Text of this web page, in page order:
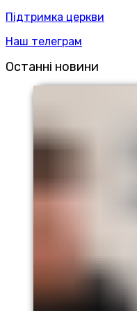
Підтримка церкви
Наш телеграм
Останні новини